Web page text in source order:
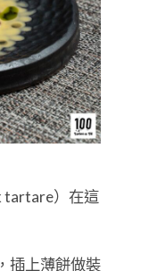
tartare）在這
插上薄餅做裝